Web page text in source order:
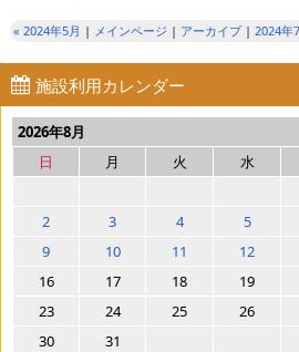
« 2024年5月 | メインページ | アーカイブ| 2024年
施設利用カレンダー
2026年8月
日
月 火 水
2
3 4 5
9
10 11 12
16
17 18 19
23
24 25 26
30
31